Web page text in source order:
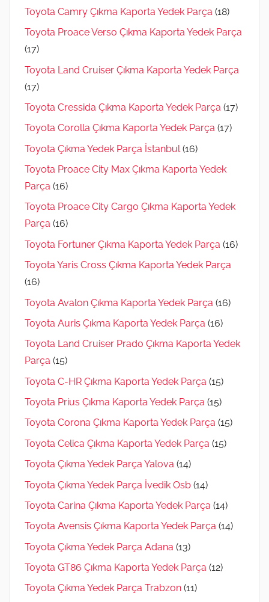
Toyota Camry Çıkma Kaporta Yedek Parça (18)
Toyota Proace Verso Çıkma Kaporta Yedek Parça
(17)
Toyota Land Cruiser Çıkma Kaporta Yedek Parça
(17)
Toyota Cressida Çıkma Kaporta Yedek Parça (17)
Toyota Corolla Çıkma Kaporta Yedek Parça (17)
Toyota Çıkma Yedek Parça İstanbul (16)
Toyota Proace City Max Çıkma Kaporta Yedek
Parça (16)
Toyota Proace City Cargo Çıkma Kaporta Yedek
Parça (16)
Toyota Fortuner Çıkma Kaporta Yedek Parça (16)
Toyota Yaris Cross Çıkma Kaporta Yedek Parça
(16)
Toyota Avalon Çıkma Kaporta Yedek Parça (16)
Toyota Auris Çıkma Kaporta Yedek Parça (16)
Toyota Land Cruiser Prado Çıkma Kaporta Yedek
Parça (15)
Toyota C-HR Çıkma Kaporta Yedek Parça (15)
Toyota Prius Çıkma Kaporta Yedek Parça (15)
Toyota Corona Çıkma Kaporta Yedek Parça (15)
Toyota Celica Çıkma Kaporta Yedek Parça (15)
Toyota Çıkma Yedek Parça Yalova (14)
Toyota Çıkma Yedek Parça İvedik Osb (14)
Toyota Carina Çıkma Kaporta Yedek Parça (14)
Toyota Avensis Çıkma Kaporta Yedek Parça (14)
Toyota Çıkma Yedek Parça Adana (13)
Toyota GT86 Çıkma Kaporta Yedek Parça (12)
Toyota Çıkma Yedek Parça Trabzon (11)